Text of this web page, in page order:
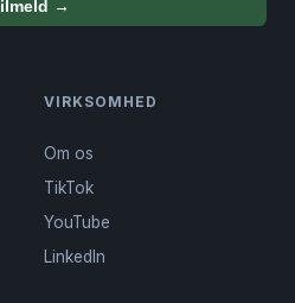
→
VIRKSOMHED
Om os
TikTok
YouTube
LinkedIn